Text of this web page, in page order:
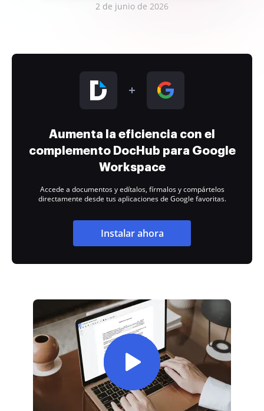
2 de junio de 2026
Aumenta la eficiencia con el
complemento DocHub para Google
Workspace
Accede a documentos y edítalos, fírmalos y compártelos
directamente desde tus aplicaciones de Google favoritas.
Instalar ahora